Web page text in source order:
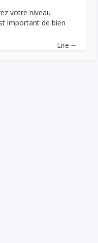
votre niveau
important de bien
Lire ...